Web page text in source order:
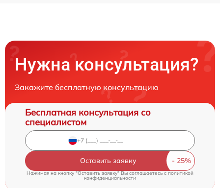
Нужна консультация?
Закажите бесплатную консультацию
Бесплатная консультация со
специалистом
Оставить заявку
Нажимая на кнопку "Оставить заявку" Вы соглашаетесь cполитикой
конфиденциальности